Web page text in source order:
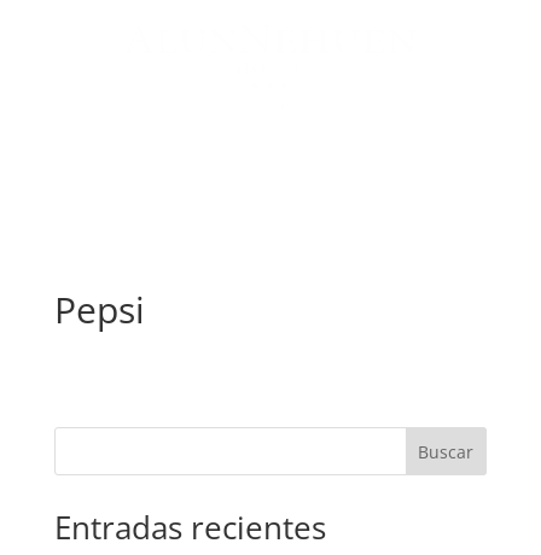
Pepsi
Buscar
Entradas recientes